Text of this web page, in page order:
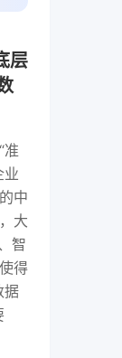
层
准
业
中
大
智
得
据